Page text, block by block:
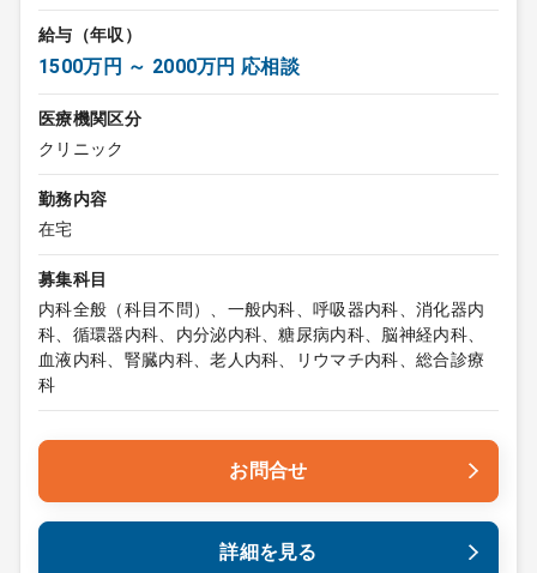
給与（年収）
1500万円 ～ 2000万円 応相談
医療機関区分
クリニック
勤務内容
在宅
募集科目
内科全般（科目不問）、一般内科、呼吸器内科、消化器内
科、循環器内科、内分泌内科、糖尿病内科、脳神経内科、
血液内科、腎臓内科、老人内科、リウマチ内科、総合診療
科
お問合せ
詳細を見る